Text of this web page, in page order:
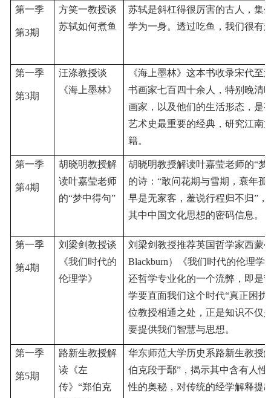
第一季
第3期
方笑一教授谈
苏轼如何煮鱼
苏轼是斜杠得很厉害的古人，集
学为一身。透过吃鱼，我们很有
第一季
第3期
汪涤教授谈
《海上墨林》
《海上墨林》这本书收录宋代至
书画家七百四十余人，特别晚清
画家，以及他们的生活形态，是
艺术史最重要的经典，研究江南
籍。
第一季
第4期
胡晓明教授解
读叶嘉莹老师
的“梦中得句”
胡晓明教授解读叶嘉莹老师的“梦
的诗：“敢问花期与雪期，衰年
早是无家客，羞说行程归不归”
其中中国文化思想的密码信息。
第一季
第4期
刘梁剑教授谈
《我们时代的
伦理学》
刘梁剑教授推荐英国哲学家西蒙•
Blackburn）《我们时代的伦理学
还哲学专业化的一个流弊，即是
学要直面我们这个时代“真正困扰
位教授相通之处，正是知识不仅
要提供我们智慧与思想。
第一季
第5期
路新生教授解
读《左
传》 “郑伯克
华东师范大学历史系路新生教授
伯克段于鄢”，揭示其中含有人
性的奥秘，对传统的经学解释提